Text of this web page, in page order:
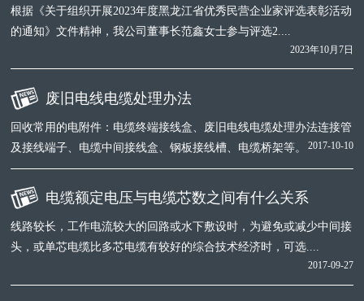
根据《关于组织开展2023年度黑龙江省优秀民营企业家评选表彰活动
的通知》文件精神，我公司董事长范鑫女士参与评选2....
2023年10月7日
废旧电线电缆处理办法
回收常用的电附件：电缆终端接线盒、废旧电线电缆处理办法连接管
及接线端子、电缆中间接线盒、钢板接线槽、电缆桥架等。
2017-10-10
电缆额定电压与电缆芯数之间有什么关系
线路较长，工作电流较大的回路或水下敷设时，为避免或减少中间接
头，或单芯电缆比多芯电缆有较好的综合技术经济时，可选....
2017-09-27